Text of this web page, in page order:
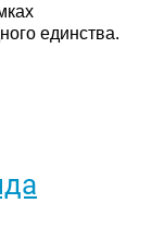
единства.